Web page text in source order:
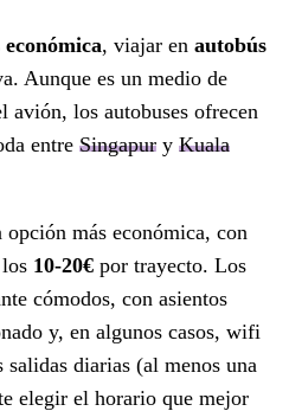
económica, viajar en autobús
Aunque es un medio de
avión, los autobuses ofrecen
entre Singapur y Kuala
más económica, con
10-20€ por trayecto. Los
cómodos, con asientos
y, en algunos casos, wifi
diarias (al menos una
elegir el horario que mejor